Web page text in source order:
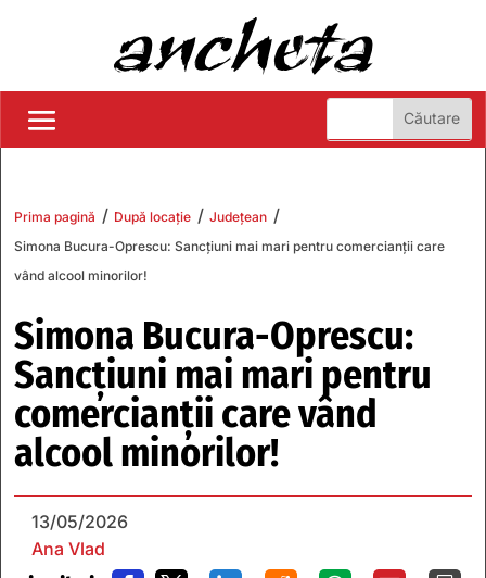
Prima pagină / După locație / Județean /
Simona Bucura-Oprescu: Sancțiuni mai mari pentru comercianții care
vând alcool minorilor!
Simona Bucura-Oprescu:
Sancțiuni mai mari pentru
comercianții care vând
alcool minorilor!
13/05/2026
Ana Vlad